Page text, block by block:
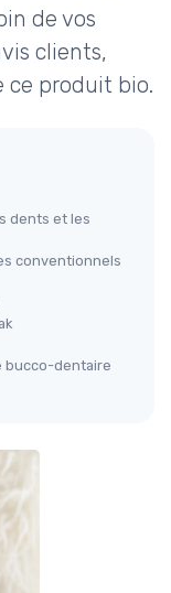
de vos
clients,
ce produit bio.
dents et les
conventionnels
bucco-dentaire